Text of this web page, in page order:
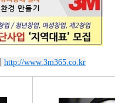
http://www.3m365.co.kr